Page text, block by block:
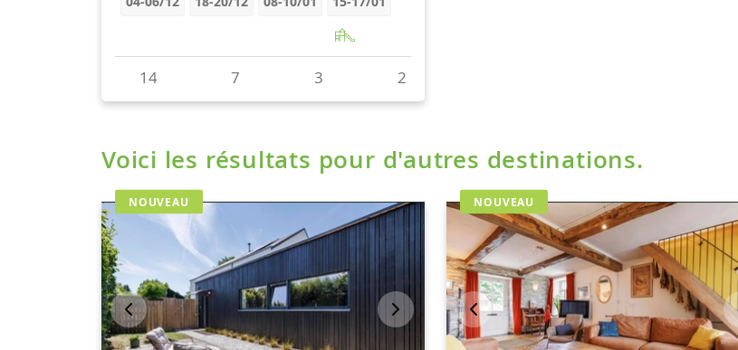
Voici les résultats pour d'autres destinations.